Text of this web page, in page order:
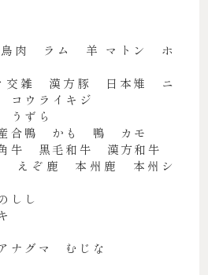
肉 ラム 羊 マトン ホ
交雑 漢方豚 日本雉 ニ
ウライキジ
ずら
合鴨 かも 鴨 カモ
牛 黒毛和牛 漢方和牛
えぞ鹿 本州鹿 本州シ
しし
ナグマ むじな